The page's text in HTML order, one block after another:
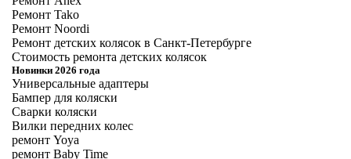
Ремонт Tako
Ремонт Noordi
Ремонт детских колясок в Санкт-Петербурге
Стоимость ремонта детских колясок
Новинки 2026 года
Универсальные адаптеры
Бампер для коляски
Сварки коляски
Вилки передних колес
ремонт Yoya
ремонт Baby Time